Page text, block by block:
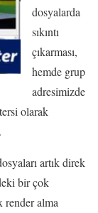
dosyalarda
sıkıntı
çıkarması,
hemde grup
adresimizde
olarak
artık direk
bir çok
render alma